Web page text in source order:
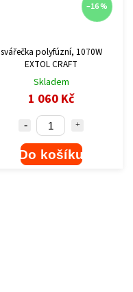
–16 %
svářečka polyfúzní, 1070W
EXTOL CRAFT
Skladem
1 060 Kč
Do košíku